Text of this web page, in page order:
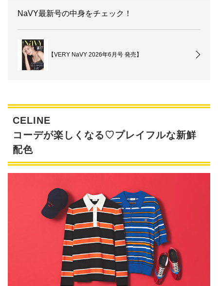
NaVY最新号の中身をチェック！
【VERY NaVY 2026年6月号 発売】
CELINE
コーデが楽しくなる♡プレイフルな新鮮
配色